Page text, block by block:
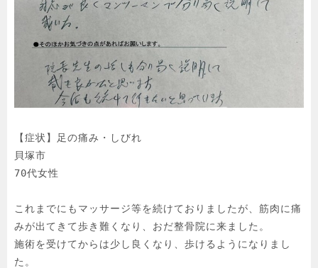
【症状】足の痛み・しびれ
貝塚市
70代女性
これまでにもマッサージ等を続けておりましたが、筋肉に痛
みが出てきて歩き難くなり、おだ整骨院に来ました。
施術を受けてからは少し良くなり、歩けるようになりまし
た。